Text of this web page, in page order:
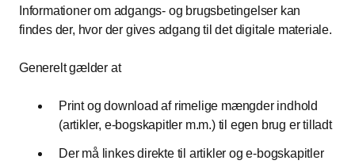
Informationer om adgangs- og brugsbetingelser kan
findes der, hvor der gives adgang til det digitale materiale.
Generelt gælder at
Print og download af rimelige mængder indhold
(artikler, e-bogskapitler m.m.) til egen brug er tilladt
Der må linkes direkte til artikler og e-bogskapitler